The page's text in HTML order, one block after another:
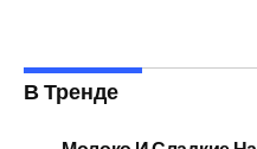
В Тренде